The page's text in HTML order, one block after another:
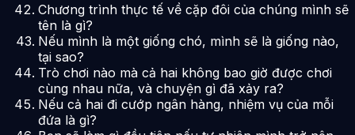
Chương trình thực tế về cặp đôi của chúng mình sẽ
tên là gì?
Nếu mình là một giống chó, mình sẽ là giống nào,
tại sao?
Trò chơi nào mà cả hai không bao giờ được chơi
cùng nhau nữa, và chuyện gì đã xảy ra?
Nếu cả hai đi cướp ngân hàng, nhiệm vụ của mỗi
đứa là gì?